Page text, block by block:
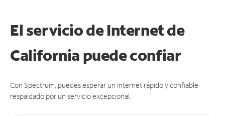
El servicio de Internet de
California puedeconfiar
Con Spectrum, puedes esperar un Internet rápido y confiable
respaldado por un servicio excepcional.